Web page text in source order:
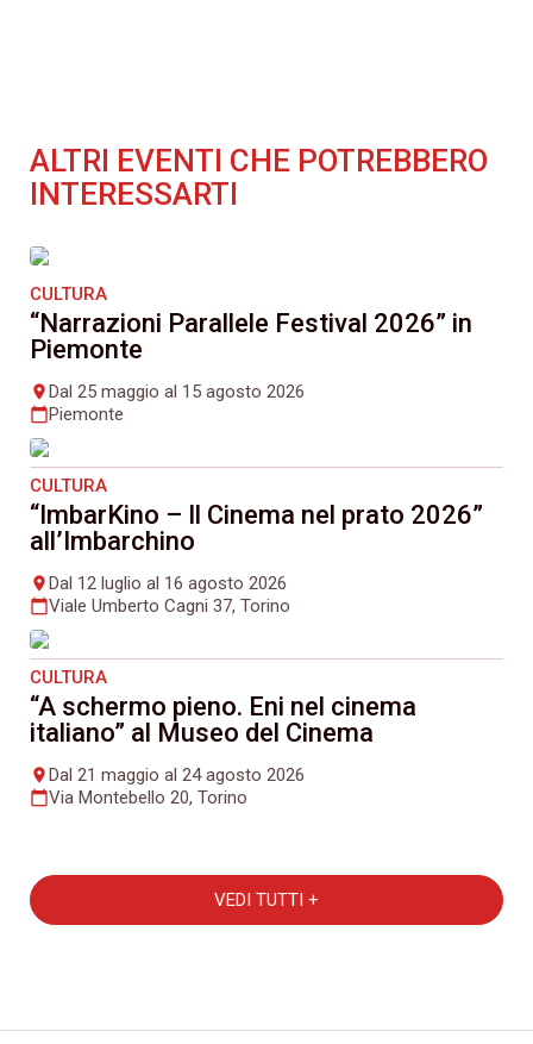
ALTRI EVENTI CHE POTREBBERO
INTERESSARTI
CULTURA
“Narrazioni Parallele Festival 2026” in
Piemonte
placeDal 25 maggio al 15 agosto 2026
calendar_todayPiemonte
CULTURA
“ImbarKino – Il Cinema nel prato 2026”
all’Imbarchino
placeDal 12 luglio al 16 agosto 2026
calendar_todayViale Umberto Cagni 37, Torino
CULTURA
“A schermo pieno. Eni nel cinema
italiano” al Museo del Cinema
placeDal 21 maggio al 24 agosto 2026
calendar_todayVia Montebello 20, Torino
VEDI TUTTI +